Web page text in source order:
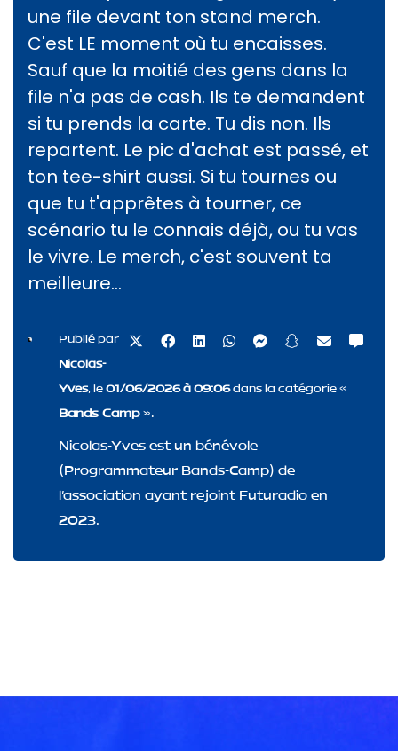
une file devant ton stand merch.
C'est LE moment où tu encaisses.
Sauf que la moitié des gens dans la
file n'a pas de cash. Ils te demandent
si tu prends la carte. Tu dis non. Ils
repartent. Le pic d'achat est passé, et
ton tee-shirt aussi. Si tu tournes ou
que tu t'apprêtes à tourner, ce
scénario tu le connais déjà, ou tu vas
le vivre. Le merch, c'est souvent ta
meilleure...
Publié par
Nicolas-
Yves, le 01/06/2026 à 09:06dans la catégorie «
Bands Camp».
Nicolas-Yves est un bénévole
(Programmateur Bands-Camp) de
l'association ayant rejoint Futuradio en
2023.